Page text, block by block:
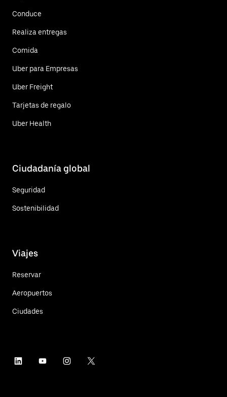
Conduce
Realiza entregas
Comida
Uber para Empresas
Uber Freight
Tarjetas de regalo
Uber Health
Ciudadanía global
Seguridad
Sostenibilidad
Viajes
Reservar
Aeropuertos
Ciudades